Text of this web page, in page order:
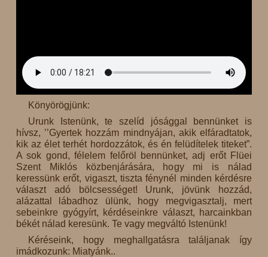
Könyörögjünk:
Urunk Istenünk, te szelíd jósággal bennünket is
hívsz, ’’Gyertek hozzám mindnyájan, akik elfáradtatok,
kik az élet terhét hordozzátok, és én felüdítelek titeket”.
A sok gond, félelem felőröl bennünket, adj erőt Flüei
Szent Miklós közbenjárására, hogy mi is nálad
keressünk erőt, vigaszt, tiszta fénynél minden kérdésre
választ adó bölcsességet! Urunk, jövünk hozzád,
alázattal lábadhoz ülünk, hogy megvigasztalj, mert
sebeinkre gyógyírt, kérdéseinkre választ, harcainkban
békét nálad keresünk. Te vagy megváltó Istenünk!
Kéréseink, hogy meghallgatásra találjanak így
imádkozunk: Miatyánk..